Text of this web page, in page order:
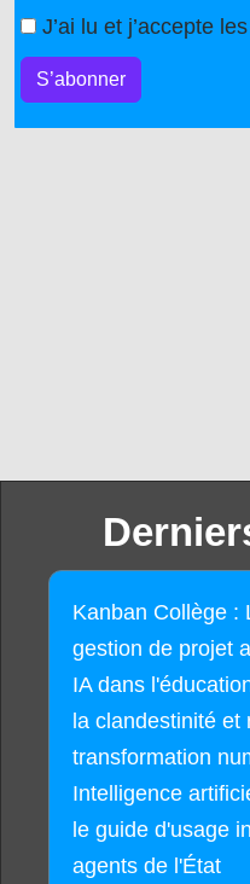
J’ai lu et j’accepte les
S’abonner
Kanban Collège :
gestion de projet
IA dans
la clandestinité et
transformation
Intelligence
le guide d'usage
agents de l'État